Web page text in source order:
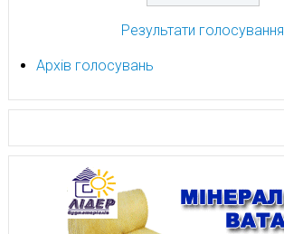
Результати голосування
Архів голосувань